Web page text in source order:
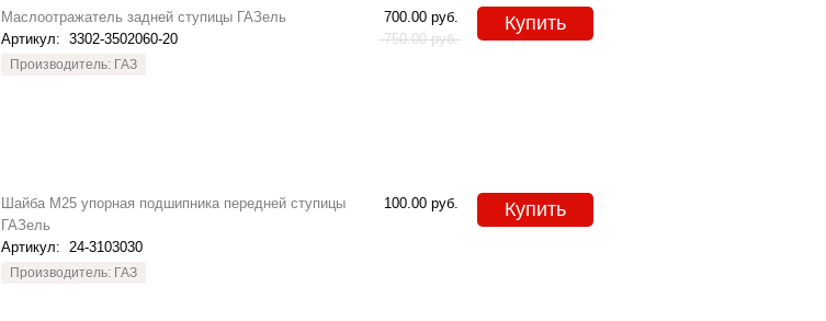
Маслоотражатель задней ступицы ГАЗель
Артикул: 3302-3502060-20
Производитель: ГАЗ
700.00 руб.
750.00 руб.
Купить
Шайба М25 упорная подшипника передней ступицы
ГАЗель
Артикул: 24-3103030
Производитель: ГАЗ
100.00 руб. Купить